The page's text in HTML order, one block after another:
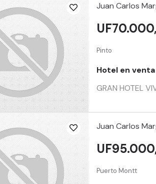
Juan Carlos
Pinto
Hotel en
GRAN HOTEL
Juan Carlos
Puerto Montt